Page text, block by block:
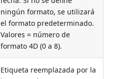
ningún formato, se utilizará
el formato predeterminado.
Valores = número de
formato 4D (0 a 8).
Etiqueta reemplazada por la